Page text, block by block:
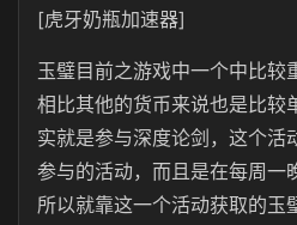
[虎牙奶瓶加速器]
玉璧目前之游戏中一个中比较
相比其他的货币来说也是比较
实就是参与深度论剑，这个活
参与的活动，而且是在每周一
所以就靠这一个活动获取的玉